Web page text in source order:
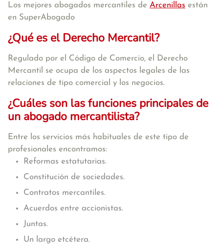
Los mejores abogados mercantiles de Arcenillas están
en SuperAbogado
¿Qué es el Derecho Mercantil?
Regulado por el Código de Comercio, el Derecho
Mercantil se ocupa de los aspectos legales de las
relaciones de tipo comercial y los negocios.
¿Cuáles son las funciones principales de
un abogado mercantilista?
Entre los servicios más habituales de este tipo de
profesionales encontramos:
Reformas estatutarias.
Constitución de sociedades.
Contratos mercantiles.
Acuerdos entre accionistas.
Juntas.
Un largo etcétera.